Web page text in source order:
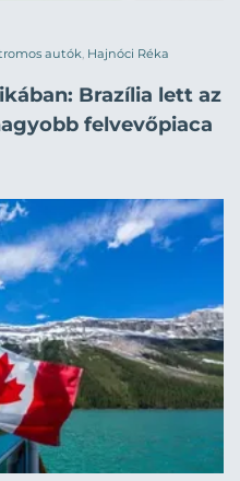
autók, Hajnóci Réka
Brazília lett az
felvevőpiaca